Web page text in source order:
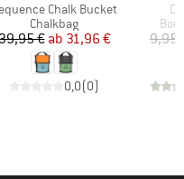
Chalk Bucket
Produktgruppe
Chalkbag
Preis
€ reduzierter Preis
ab 31,96 €
0,0(0)
9,95